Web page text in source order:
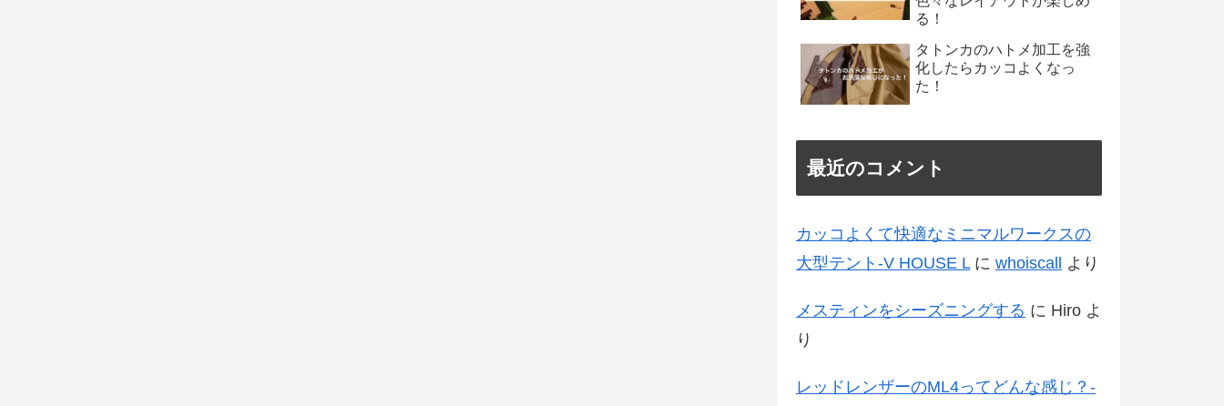
る！
タトンカのハトメ加工を強
化したらカッコよくなっ
た！
最近のコメント
カッコよくて快適なミニマルワークスの
大型テント-V HOUSE Lに whoiscall より
メスティンをシーズニングする に Hiro よ
り
レッドレンザーのML4ってどんな感じ？-